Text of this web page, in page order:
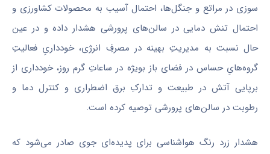
سوزی در مراتع و جنگل‌ها، احتمال آسیب به محصولات کشاورزی و
احتمال تنش دمایی در سالن‌های پرورشی هشدار داده و در عین
حال نسبت به مدیریتِ بهینه در مصرفِ انرژی، خودداریِ فعالیتِ
گروه‌هایِ حساس در فضای باز بویژه در ساعاتِ گرم روز، خودداری از
برپایی آتش در طبیعت و تدارکِ برق اضطراری و کنترل دما و
رطوبت در سالن‌های پرورشی توصیه کرده است.
هشدار زرد رنگ هواشناسی برای پدیده‌ای جوی صادر می‌شود که